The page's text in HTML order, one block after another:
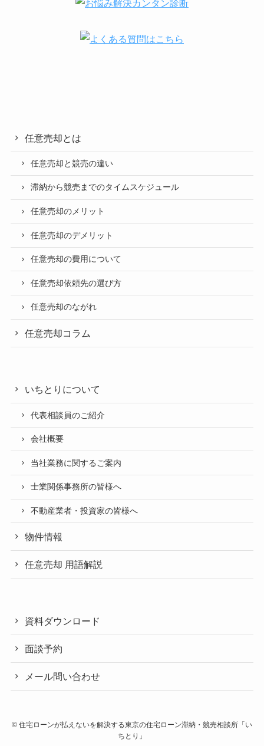
任意売却とは
任意売却と競売の違い
滞納から競売までのタイムスケジュール
任意売却のメリット
任意売却のデメリット
任意売却の費用について
任意売却依頼先の選び方
任意売却のながれ
任意売却コラム
いちとりについて
代表相談員のご紹介
会社概要
当社業務に関するご案内
士業関係事務所の皆様へ
不動産業者・投資家の皆様へ
物件情報
任意売却 用語解説
資料ダウンロード
面談予約
メール問い合わせ
© 住宅ローンが払えないを解決する東京の住宅ローン滞納・競売相談所「い
ちとり」